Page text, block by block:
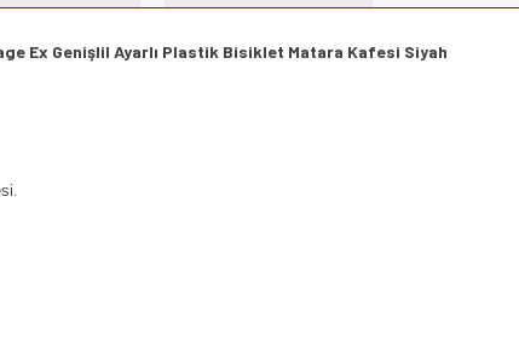
Ex Genişlil Ayarlı Plastik Bisiklet Matara Kafesi Siyah